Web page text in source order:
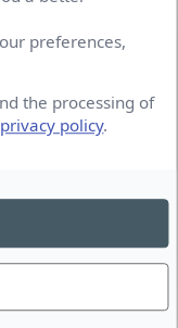
à votre
c’est
vous êtes
bonne
donc par
C’est ce qu’on
LinkedIn par
de votre
preferences,
the processing of
privacy policy.